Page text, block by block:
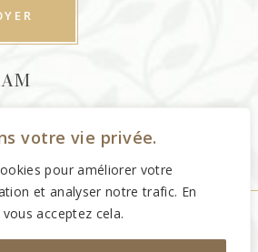
votre vie privée.
pour améliorer votre
et analyser notre trafic. En
acceptez cela.